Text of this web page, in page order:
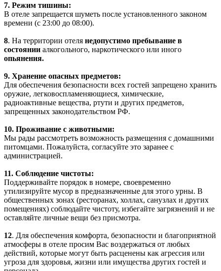
7. Режим тишины:
В отеле запрещается шуметь после установленного законом
времени (с 23:00 до 08:00).
8. На территории отеля недопустимо пребывание в
состоянии алкогольного, наркотического или иного
опьянения.
9. Хранение опасных предметов:
Для обеспечения безопасности всех гостей запрещено хранить
оружие, легковоспламеняющиеся, химические,
радиоактивные вещества, ртути и других предметов,
запрещенных законодательством РФ.
10. Проживание с животными:
Мы рады рассмотреть возможность размещения с домашними
питомцами. Пожалуйста, согласуйте это заранее с
администрацией.
11. Соблюдение чистоты:
Поддерживайте порядок в номере, своевременно
утилизируйте мусор в предназначенные для этого урны. В
общественных зонах (ресторанах, холлах, санузлах и других
помещениях) соблюдайте чистоту, избегайте загрязнений и не
оставляйте личные вещи без присмотра.
12. Для обеспечения комфорта, безопасности и благоприятной
атмосферы в отеле просим Вас воздержаться от любых
действий, которые могут быть расценены как агрессия или
угроза для здоровья, жизни или имущества других гостей и